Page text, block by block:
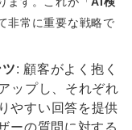
非常に重要な戦略で
: 顧客がよく抱く
ップし、それぞれ
やすい回答を提供
ーの質問に対する